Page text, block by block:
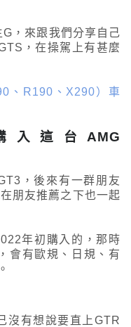
，來跟我們分享自己
，在操駕上有甚麼
、R190、X290）車
這台AMG
，後來有一群朋友
朋友推薦之下也一起
年初購入的，那時
會有歐規、日規、有
沒有想說要直上GTR